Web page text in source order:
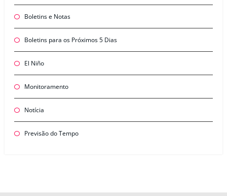
Boletins e Notas
Boletins para os Próximos 5 Dias
El Niño
Monitoramento
Notícia
Previsão do Tempo